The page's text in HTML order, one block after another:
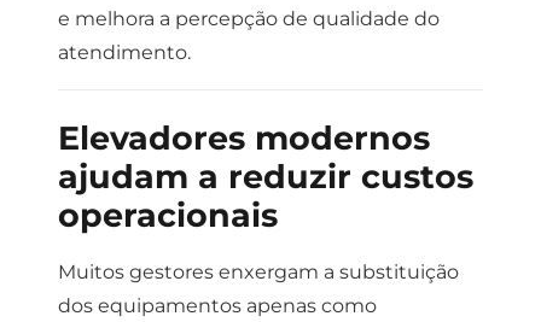
e melhora a percepção de qualidade do
atendimento.
Elevadores modernos
ajudam a reduzir custos
operacionais
Muitos gestores enxergam a substituição
dos equipamentos apenas como